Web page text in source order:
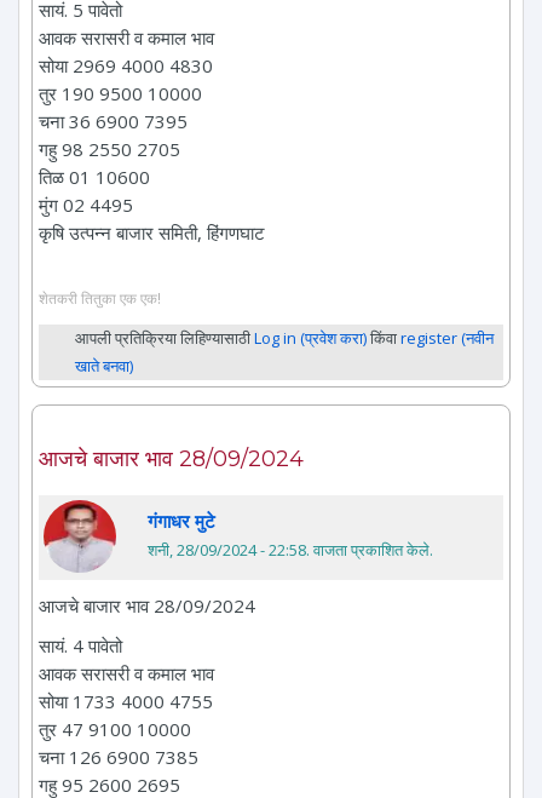
सायं. 5 पावेतो
आवक सरासरी व कमाल भाव
सोया 2969 4000 4830
तुर 190 9500 10000
चना 36 6900 7395
गहु 98 2550 2705
तिळ 01 10600
मुंग 02 4495
कृषि उत्पन्न बाजार समिती, हिंगणघाट
शेतकरी तितुका एक एक!
आपली प्रतिक्रिया लिहिण्यासाठीLog in (प्रवेश करा)किंवाregister (नवीन
खाते बनवा)
आजचे बाजार भाव 28/09/2024
गंगाधर मुटे
शनी, 28/09/2024 - 22:58. वाजता प्रकाशित केले.
आजचे बाजार भाव 28/09/2024
सायं. 4 पावेतो
आवक सरासरी व कमाल भाव
सोया 1733 4000 4755
तुर 47 9100 10000
चना 126 6900 7385
गहु 95 2600 2695